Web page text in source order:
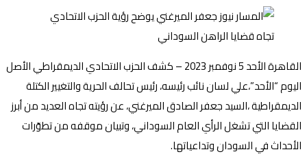
القاهرة الأحد 5 نوفمبر 2023 – كشف الحزب الاتحادي الديمقراطي الأصل
اليوم “الأحد”،علي لسان نائب رئيسه، رئيس تحالف الحرية والتغيير الكتلة
الديمقراطية ،السيد جعفر الصادق الميرغني، عن رؤيته تجاه العديد من أبرز
القضايا التي تشغل الرأي العام السوداني، وتبيان موقفه من تطوّرات
الأحداث في السودان وتداعياتها.